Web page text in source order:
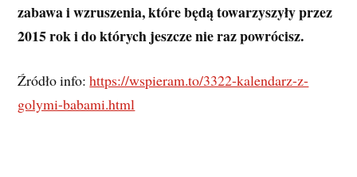
zabawa i wzruszenia, które będą towarzyszyły przez
2015 rok i do których jeszcze nie raz powrócisz.
Źródło info:https://wspieram.to/3322-kalendarz-z-
golymi-babami.html